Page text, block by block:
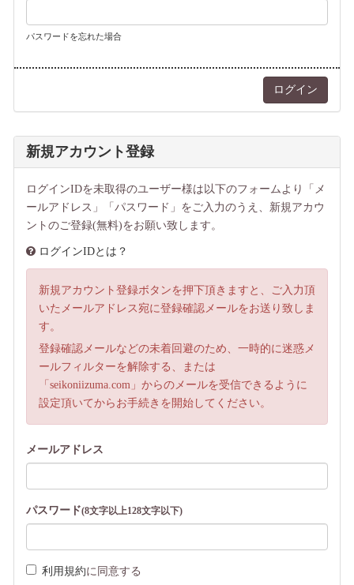
パスワードを忘れた場合
新規アカウント登録
ログインIDを未取得のユーザー様は以下のフォームより「メ
ールアドレス」「パスワード」をご入力のうえ、新規アカウ
ントのご登録(無料)をお願い致します。
ログインIDとは？
新規アカウント登録ボタンを押下頂きますと、ご入力頂
いたメールアドレス宛に登録確認メールをお送り致しま
す。
登録確認メールなどの未着回避のため、一時的に迷惑メ
ールフィルターを解除する、または
「seikoniizuma.com」からのメールを受信できるように
設定頂いてからお手続きを開始してください。
メールアドレス
パスワード(8文字以上128文字以下)
利用規約に同意する